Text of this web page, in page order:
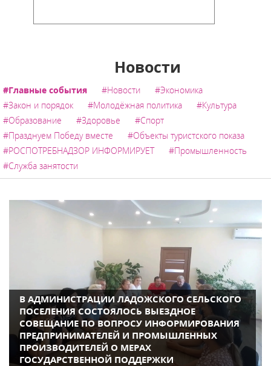
Новости
#Главные события #Новости
#Экономика
#Закон и порядок
#Молодёжная политика
#Культура
#Образование
#Здоровье
#Спорт
#Празднуем Победу вместе
#Объекты туристского показа
#РОСПОТРЕБНАДЗОР ИНФОРМИРУЕТ
#Промышленность
#Служба занятости
В АДМИНИСТРАЦИИ ЛАДОЖСКОГО СЕЛЬСКОГО
ПОСЕЛЕНИЯ СОСТОЯЛОСЬ ВЫЕЗДНОЕ
СОВЕЩАНИЕ ПО ВОПРОСУ ИНФОРМИРОВАНИЯ
ПРЕДПРИНИМАТЕЛЕЙ И ПРОМЫШЛЕННЫХ
ПРОИЗВОДИТЕЛЕЙ О МЕРАХ
ГОСУДАРСТВЕННОЙ ПОДДЕРЖКИ